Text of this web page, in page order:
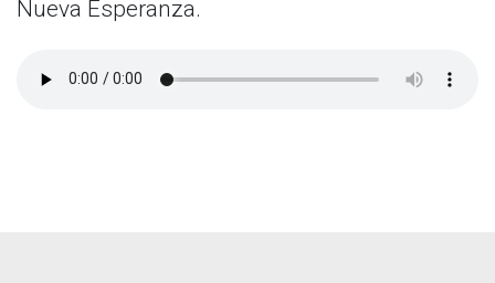
Nueva Esperanza.